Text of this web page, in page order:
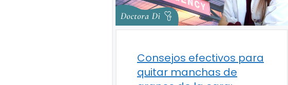
Consejos efectivos para
quitar manchas de